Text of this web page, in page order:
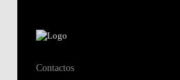
Contactos